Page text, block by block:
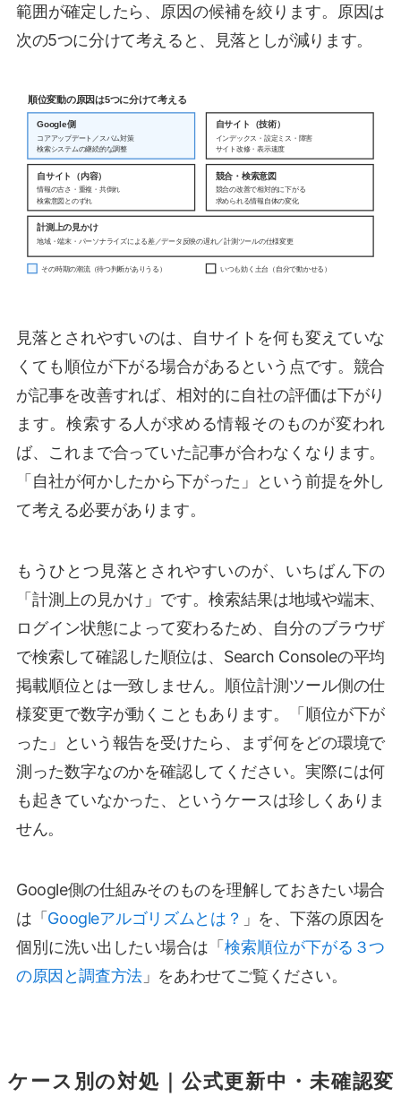
範囲が確定したら、原因の候補を絞ります。原因は
次の5つに分けて考えると、見落としが減ります。
順位変動の原因は5つに分けて考える
Google側
コアアップデート／スパム対策
検索システムの継続的な調整
自サイト（技術）
インデックス・設定ミス・障害
サイト改修・表示速度
自サイト（内容）
情報の古さ・重複・共倒れ
検索意図とのずれ
競合・検索意図
競合の改善で相対的に下がる
求められる情報自体の変化
計測上の見かけ
地域・端末・パーソナライズによる差／データ反映の遅れ／計測ツールの仕様変更
その時期の潮流（待つ判断がありうる） いつも効く土台（自分で動かせる）
見落とされやすいのは、自サイトを何も変えていな
くても順位が下がる場合があるという点です。競合
が記事を改善すれば、相対的に自社の評価は下がり
ます。検索する人が求める情報そのものが変われ
ば、これまで合っていた記事が合わなくなります。
「自社が何かしたから下がった」という前提を外し
て考える必要があります。
もうひとつ見落とされやすいのが、いちばん下の
「計測上の見かけ」です。検索結果は地域や端末、
ログイン状態によって変わるため、自分のブラウザ
で検索して確認した順位は、Search Consoleの平均
掲載順位とは一致しません。順位計測ツール側の仕
様変更で数字が動くこともあります。「順位が下が
った」という報告を受けたら、まず何をどの環境で
測った数字なのかを確認してください。実際には何
も起きていなかった、というケースは珍しくありま
せん。
Google側の仕組みそのものを理解しておきたい場合
は「 Googleアルゴリズムとは？ 」を、下落の原因を
個別に洗い出したい場合は「検索順位が下がる３つ
の原因と調査方法」をあわせてご覧ください。
ケース別の対処｜公式更新中・未確認変